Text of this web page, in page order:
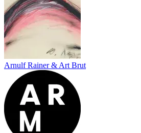
Arnulf Rainer & Art Brut